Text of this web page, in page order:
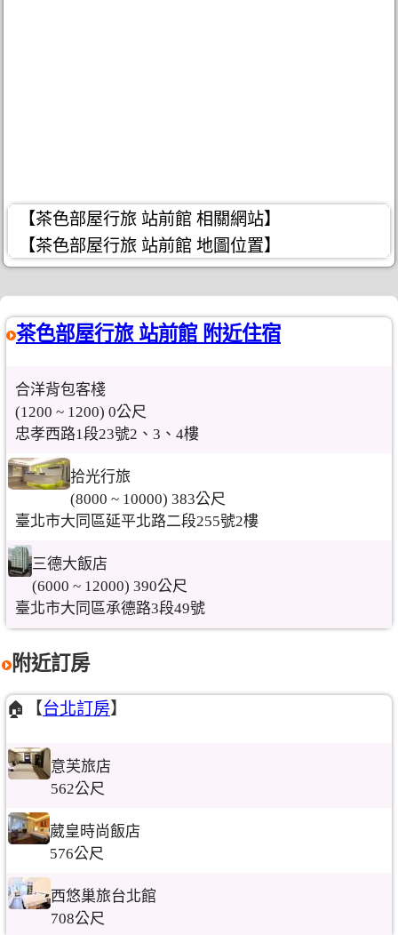
【茶色部屋行旅 站前館 相關網站】
【茶色部屋行旅 站前館 地圖位置】
茶色部屋行旅 站前館 附近住宿
合洋背包客棧
(1200 ~ 1200) 0公尺
忠孝西路1段23號2、3、4樓
拾光行旅
(8000 ~ 10000) 383公尺
臺北市大同區延平北路二段255號2樓
三德大飯店
(6000 ~ 12000) 390公尺
臺北市大同區承德路3段49號
附近訂房
🏠【台北訂房】
意芙旅店
562公尺
葳皇時尚飯店
576公尺
西悠巢旅台北館
708公尺